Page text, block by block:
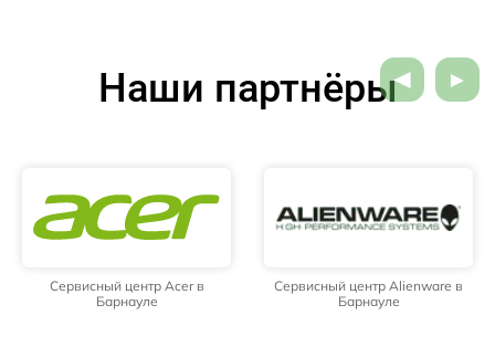
Наши партнёры
Сервисный центр Acer в
Барнауле
Сервисный центр Alienware в
Барнауле